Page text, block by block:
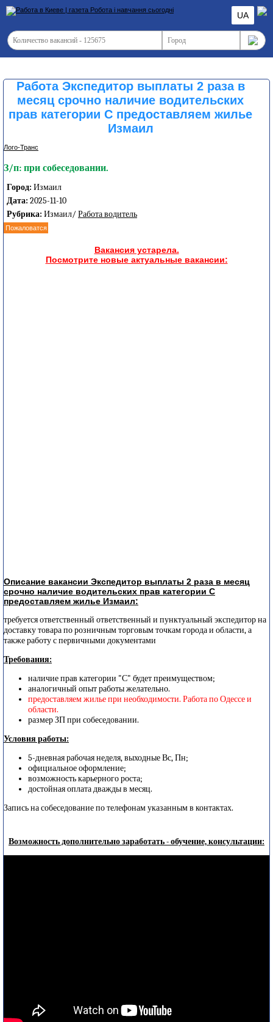
UA
Работа Экспедитор выплаты 2 раза в
месяц срочно наличие водительских
прав категории С предоставляем жилье
Измаил
Лого-Транс
З/п: при собеседовании.
Город: Измаил
Дата: 2025-11-10
Рубрика: Измаил/ Работа водитель
Пожаловатся
Вакансия устарела.
Посмотрите новые актуальные вакансии:
Описание вакансии Экспедитор выплаты 2 раза в месяц
срочно наличие водительских прав категории С
предоставляем жилье Измаил:
требуется ответственный ответственный и пунктуальный экспедитор на
доставку товара по розничным торговым точкам города и области, а
также работу с первичными документами
Требования:
наличие прав категории "С" будет преимуществом;
аналогичный опыт работы желательно.
предоставляем жилье при необходимости. Работа по Одессе и
области.
размер ЗП при собеседовании.
Условия работы:
5-дневная рабочая неделя, выходные Вс, Пн;
официальное оформление;
возможность карьерного роста;
достойная оплата дважды в месяц.
Запись на собеседование по телефонам указанным в контактах.
Возможность дополнительно заработать - обучение, консультации: